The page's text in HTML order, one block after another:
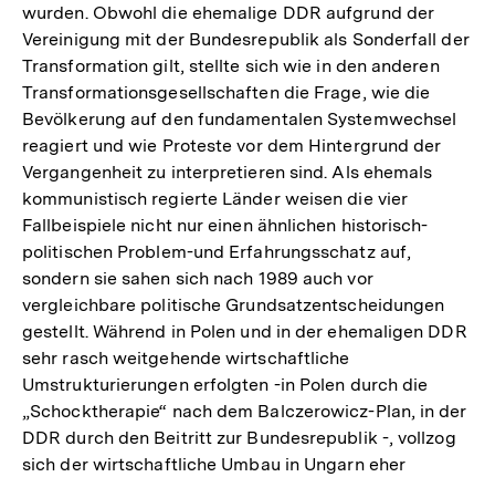
wurden. Obwohl die ehemalige DDR aufgrund der
Vereinigung mit der Bundesrepublik als Sonderfall der
Transformation gilt, stellte sich wie in den anderen
Transformationsgesellschaften die Frage, wie die
Bevölkerung auf den fundamentalen Systemwechsel
reagiert und wie Proteste vor dem Hintergrund der
Vergangenheit zu interpretieren sind. Als ehemals
kommunistisch regierte Länder weisen die vier
Fallbeispiele nicht nur einen ähnlichen historisch-
politischen Problem-und Erfahrungsschatz auf,
sondern sie sahen sich nach 1989 auch vor
vergleichbare politische Grundsatzentscheidungen
gestellt. Während in Polen und in der ehemaligen DDR
sehr rasch weitgehende wirtschaftliche
Umstrukturierungen erfolgten -in Polen durch die
„Schocktherapie“ nach dem Balczerowicz-Plan, in der
DDR durch den Beitritt zur Bundesrepublik -, vollzog
sich der wirtschaftliche Umbau in Ungarn eher